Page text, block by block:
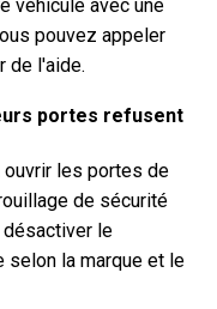
véhicule avec une
pouvez appeler
de l'aide.
portes refusent
les portes de
de sécurité
le
selon la marque et le